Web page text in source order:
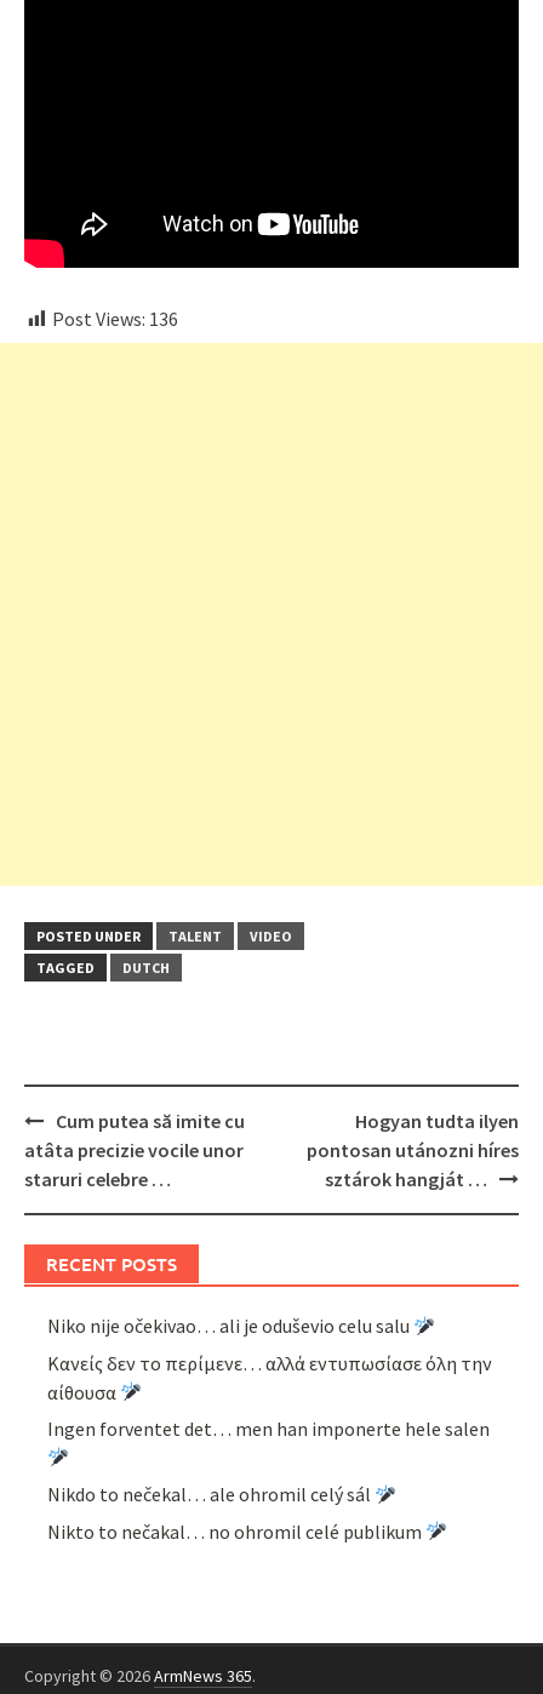
Post Views: 136
POSTED UNDER TALENT
VIDEO
TAGGED
DUTCH
Post
navigation
Cum putea să imite cu
atâta precizie vocile unor
staruri celebre …
Hogyan tudta ilyen
pontosan utánozni híres
sztárok hangját …
RECENT POSTS
Niko nije očekivao… ali je oduševio celu salu
Κανείς δεν το περίμενε… αλλά εντυπωσίασε όλη την
αίθουσα
Ingen forventet det… men han imponerte hele salen
Nikdo to nečekal… ale ohromil celý sál
Nikto to nečakal… no ohromil celé publikum
Copyright © 2026ArmNews 365.